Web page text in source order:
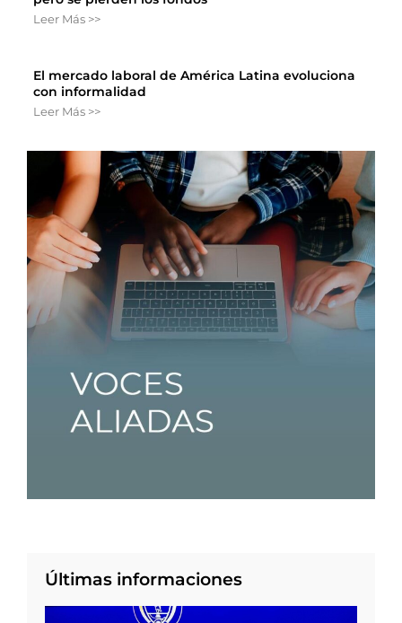
Leer Más >>
El mercado laboral de América Latina evoluciona
con informalidad
Leer Más >>
Últimas informaciones